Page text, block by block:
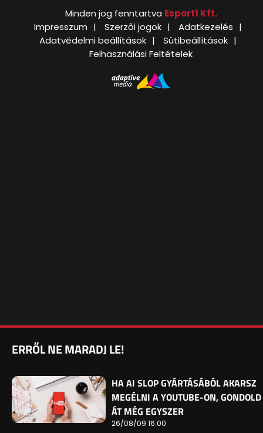
Minden jog fenntartva Esport1 Kft.
Impresszum
Szerzői jogok
Adatkezelés
Adatvédelmi beállítások
Sütibeállítások
Felhasználási Feltételek
ERRŐL NE MARADJ LE!
HA AI SLOP GYÁRTÁSÁBÓL AKARSZ
MEGÉLNI A YOUTUBE-ON, GONDOLD
ÁT MÉG EGYSZER
26/08/09 16:00